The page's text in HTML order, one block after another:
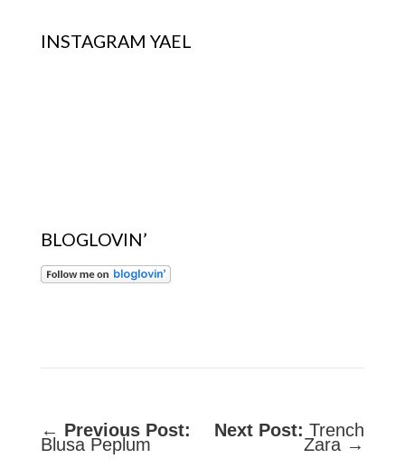
INSTAGRAM YAEL
BLOGLOVIN’
Next Post: Trench
Zara →
← Previous Post:
Blusa Peplum